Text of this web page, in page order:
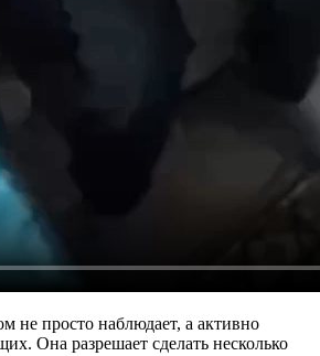
не просто наблюдает, а активно
Она разрешает сделать несколько